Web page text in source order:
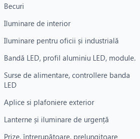
Becuri
Iluminare de interior
Iluminare pentru oficii și industrială
Bandă LED, profil aluminiu LED, module.
Surse de alimentare, controllere banda
LED
Aplice si plafoniere exterior
Lanterne și iluminare de urgență
Prize, întrerupătoare, prelungitoare